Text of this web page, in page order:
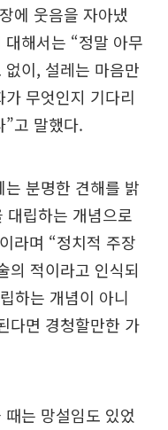
에 웃음을 자아냈
해서는 “정말 아무
이, 설레는 마음만
무엇인지 기다리
고 말했다.
분명한 견해를 밝
대립하는 개념으로
라며 “정치적 주장
의 적이라고 인식되
하는 개념이 아니
다면 경청할만한 가
는 망설임도 있었